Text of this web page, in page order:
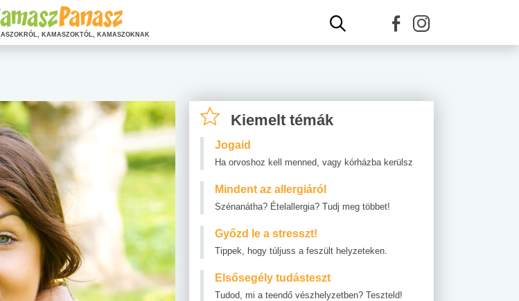
Kiemelt témák
Jogaid
Ha orvoshoz kell menned, vagy kórházba kerülsz
Mindent az allergiáról
Szénanátha? Ételallergia? Tudj meg többet!
Győzd le a stresszt!
Tippek, hogy túljuss a feszült helyzeteken.
Elsősegély tudásteszt
Tudod, mi a teendő vészhelyzetben? Teszteld!
KAMASZOKTÓL, KAMASZOKNAK